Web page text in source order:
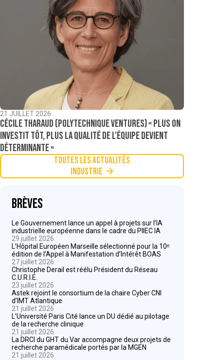
21 JUILLET 2026
Cécile Tharaud (Polytechnique Ventures) « Plus on
investit tôt, plus la qualité de l’équipe devient
déterminante »
Toutes les actualités
Industrie
Brèves
Le Gouvernement lance un appel à projets sur l’IA
industrielle européenne dans le cadre du PIIEC IA
29 juillet 2026
L’Hôpital Européen Marseille sélectionné pour la 10ᵉ
édition de l’Appel à Manifestation d’Intérêt BOAS
27 juillet 2026
Christophe Derail est réélu Président du Réseau
C.U.R.I.E.
23 juillet 2026
Astek rejoint le consortium de la chaire Cyber CNI
d’IMT Atlantique
21 juillet 2026
L’Université Paris Cité lance un DU dédié au pilotage
de la recherche clinique
21 juillet 2026
La DRCI du GHT du Var accompagne deux projets de
recherche paramédicale portés par la MGEN
21 juillet 2026